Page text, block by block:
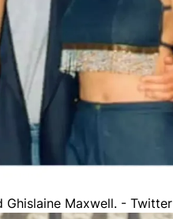
Ghislaine Maxwell. - Twitter